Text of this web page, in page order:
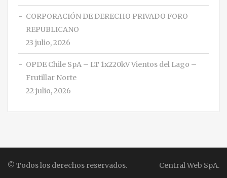
CORPORACIÓN DE DERECHO PRIVADO FORO
REPUBLICANO
23 julio, 2026
OPDE Chile SpA – LT 1x220kV Vientos del Lago –
Frutillar Norte
22 julio, 2026
© Todos los derechos reservados. Central Web SpA.